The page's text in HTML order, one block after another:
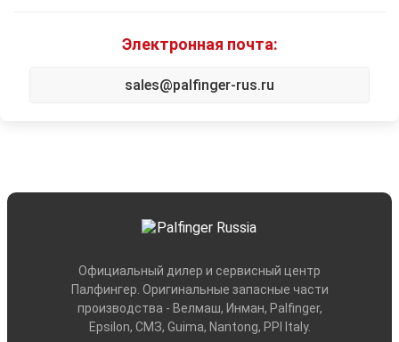
Электронная почта:
sales@palfinger-rus.ru